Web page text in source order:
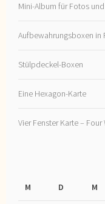
Mini-Album für Fotos
Aufbewahrungsboxen in
Stülpdeckel-Boxen
Eine Hexagon-Karte
Vier Fenster Karte –
M
D M